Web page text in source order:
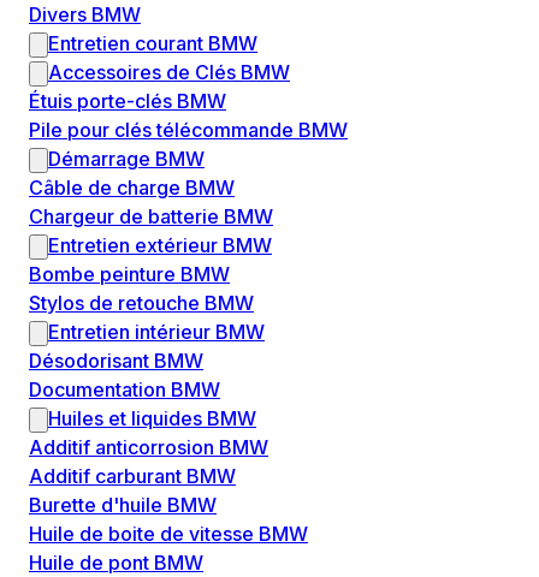
Divers BMW
Entretien courant BMW
Accessoires de Clés BMW
Étuis porte-clés BMW
Pile pour clés télécommande BMW
Démarrage BMW
Câble de charge BMW
Chargeur de batterie BMW
Entretien extérieur BMW
Bombe peinture BMW
Stylos de retouche BMW
Entretien intérieur BMW
Désodorisant BMW
Documentation BMW
Huiles et liquides BMW
Additif anticorrosion BMW
Additif carburant BMW
Burette d'huile BMW
Huile de boite de vitesse BMW
Huile de pont BMW